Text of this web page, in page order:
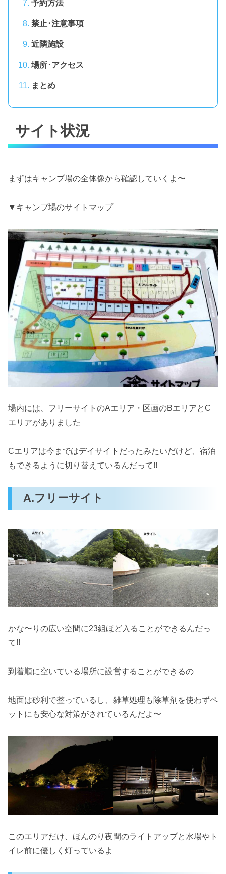
予約方法
禁止･注意事項
近隣施設
場所･アクセス
まとめ
サイト状況
まずはキャンプ場の全体像から確認していくよ〜
▼キャンプ場のサイトマップ
場内には、フリーサイトのAエリア・区画のBエリアとC
エリアがありました
Cエリアは今まではデイサイトだったみたいだけど、宿泊
もできるように切り替えているんだって!!
A.フリーサイト
かな〜りの広い空間に23組ほど入ることができるんだっ
て!!
到着順に空いている場所に設営することができるの
地面は砂利で整っているし、雑草処理も除草剤を使わずペ
ットにも安心な対策がされているんだよ〜
このエリアだけ、ほんのり夜間のライトアップと水場やト
イレ前に優しく灯っているよ